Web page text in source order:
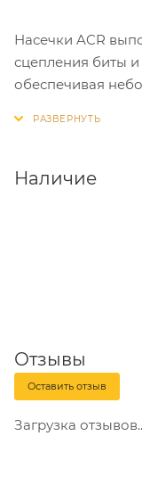
Насечки ACR
сцепления биты
обеспечивая
эта пыль ещё не
Наличие
Отзывы
Оставить отзыв
Загрузка